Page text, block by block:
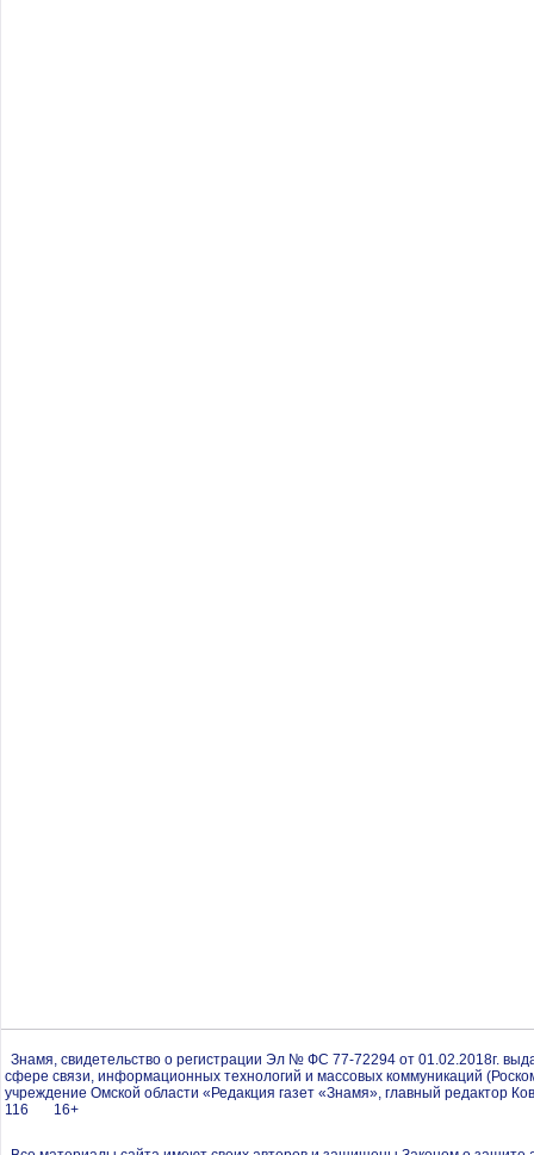
Знамя, свидетельство о регистрации Эл № ФС 77-72294 от 01.02.2018г.
сфере связи, информационных технологий и массовых коммуникаций
учреждение Омской области «Редакция газет «Знамя», главный редактор
116 16+